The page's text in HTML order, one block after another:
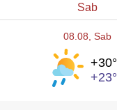
Sab
08.08 , Sab
+30°
+23°